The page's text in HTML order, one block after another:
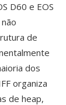
D60 e EOS
de
dos
organiza
de heap,